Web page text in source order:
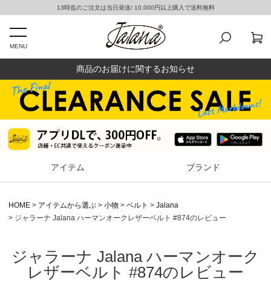
13時迄のご注文は当日発送/ 10,000円以上購入で送料無料
MENU
商品のお届けに関するお知らせ
アイテム ブランド
HOME アイテムから選ぶ 小物 ベルト
Jalana
ジャラーナ Jalana ハーマンオークレザーベルト #874のレビュー
ジャラーナ Jalana ハーマンオーク
レザーベルト #874のレビュー